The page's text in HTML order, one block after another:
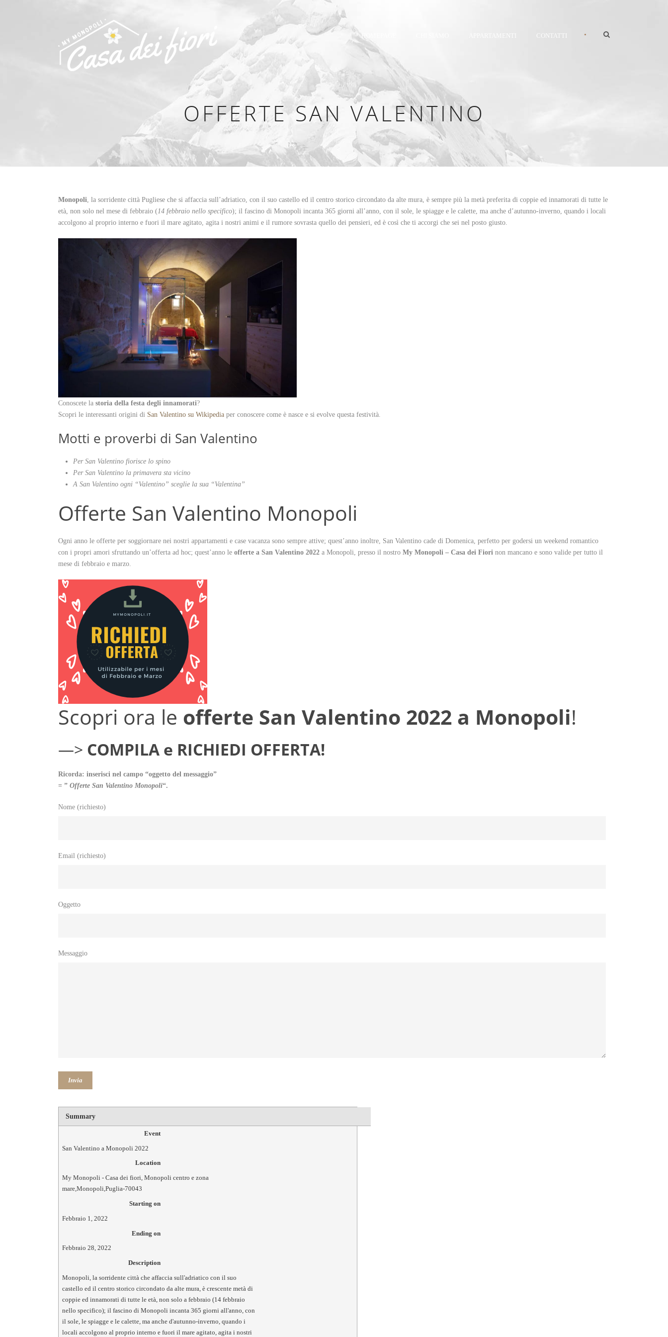
HOMEPAGE CONTATTI •
OFFERTE SAN VALENTINO
Monopoli, la sorridente città Pugliese che si affaccia sull’adriatico, con il suo castello ed il centro storico circondato da alte mura, è sempre più la metà preferita di coppie ed innamorati di tutte le
età, non solo nel mese di febbraio (14 febbraio nello specifico); il fascino di Monopoli incanta 365 giorni all’anno, con il sole, le spiagge e le calette, ma anche d’autunno-inverno, quando i locali
accolgono al proprio interno e fuori il mare agitato, agita i nostri animi e il rumore sovrasta quello dei pensieri, ed è così che ti accorgi che sei nel posto giusto.
Conoscete la storia della festa degli innamorati?
Scopri le interessanti origini di San Valentino su Wikipedia per conoscere come è nasce e si evolve questa festività.
Motti e proverbi di San Valentino
Per San Valentino fiorisce lo spino
Per San Valentino la primavera sta vicino
A San Valentino ogni “Valentino” sceglie la sua “Valentina”
Offerte San Valentino Monopoli
Ogni anno le offerte per soggiornare nei nostri appartamenti e case vacanza sono sempre attive; quest’anno inoltre, San Valentino cade di Domenica, perfetto per godersi un weekend romantico
con i propri amori sfruttando un’offerta ad hoc; quest’anno le offerte a San Valentino 2022 a Monopoli, presso il nostro My Monopoli – Casa dei Fiori non mancano e sono valide per tutto il
mese di febbraio e marzo.
Scopri ora le offerte San Valentino 2022 a Monopoli!
—> COMPILA e RICHIEDI OFFERTA!
Ricorda: inserisci nel campo “oggetto del messaggio”
= ” Offerte San Valentino Monopoli“.
Nome (richiesto)
Email (richiesto)
Oggetto
Messaggio
Summary
Event
San Valentino a Monopoli 2022
Location
My Monopoli - Casa dei fiori, Monopoli centro e zona
mare,Monopoli,Puglia-70043
Starting on
Febbraio 1, 2022
Ending on
Febbraio 28, 2022
Description
Monopoli, la sorridente città che affaccia sull'adriatico con il suo
castello ed il centro storico circondato da alte mura, è crescente metà di
coppie ed innamorati di tutte le età, non solo a febbraio (14 febbraio
nello specifico); il fascino di Monopoli incanta 365 giorni all'anno, con
il sole, le spiagge e le calette, ma anche d'autunno-inverno, quando i
locali accolgono al proprio interno e fuori il mare agitato, agita i nostri